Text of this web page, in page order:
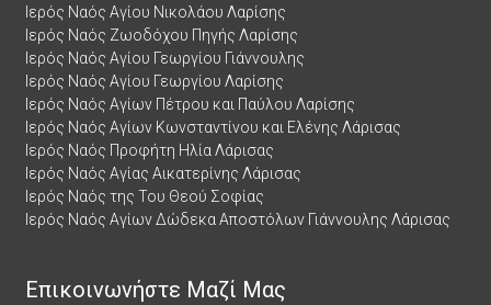
Ιερός Ναός Αγίου Νικολάου Λαρίσης
Ιερός Ναός Ζωοδόχου Πηγής Λαρίσης
Ιερός Ναός Αγίου Γεωργίου Γιάννουλης
Ιερός Ναός Αγίου Γεωργίου Λαρίσης
Ιερός Ναός Αγίων Πέτρου και Παύλου Λαρίσης
Ιερός Ναός Αγίων Κωνσταντίνου και Ελένης Λάρισας
Ιερός Ναός Προφήτη Ηλία Λάρισας
Ιερός Ναός Αγίας Αικατερίνης Λάρισας
Ιερός Ναός της Του Θεού Σοφίας
Ιερός Ναός Αγίων Δώδεκα Αποστόλων Γιάννουλης Λάρισας
Επικοινωνήστε Μαζί Μας